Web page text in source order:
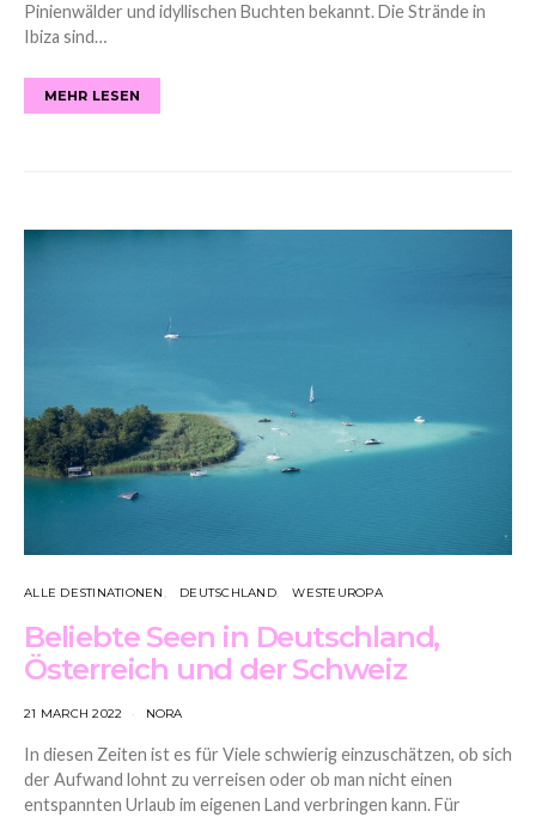
Pinienwälder und idyllischen Buchten bekannt. Die Strände in
Ibiza sind…
MEHR LESEN
ALLE DESTINATIONEN DEUTSCHLAND WESTEUROPA
Beliebte Seen in Deutschland,
Österreich und der Schweiz
21 MARCH 2022 NORA
In diesen Zeiten ist es für Viele schwierig einzuschätzen, ob sich
der Aufwand lohnt zu verreisen oder ob man nicht einen
entspannten Urlaub im eigenen Land verbringen kann. Für